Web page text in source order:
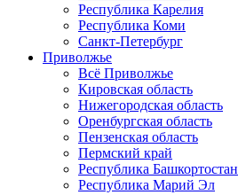
Республика Карелия
Республика Коми
Санкт-Петербург
Приволжье
Всё Приволжье
Кировская область
Нижегородская область
Оренбургская область
Пензенская область
Пермский край
Республика Башкортостан
Республика Марий Эл